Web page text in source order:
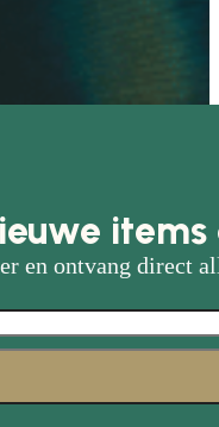
en ontvang direct